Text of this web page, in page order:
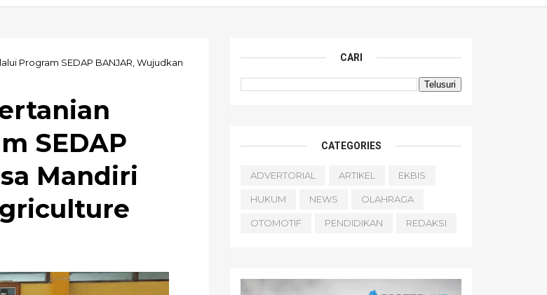
Program SEDAP BANJAR, Wujudkan
SEDAP
Mandiri
CARI
CATEGORIES
ADVERTORIAL ARTIKEL EKBIS
HUKUM NEWS OLAHRAGA
OTOMOTIF PENDIDIKAN REDAKSI